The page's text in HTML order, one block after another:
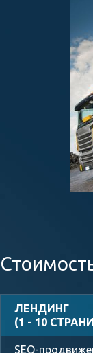
ЛЕНДИНГ
(1 - 10